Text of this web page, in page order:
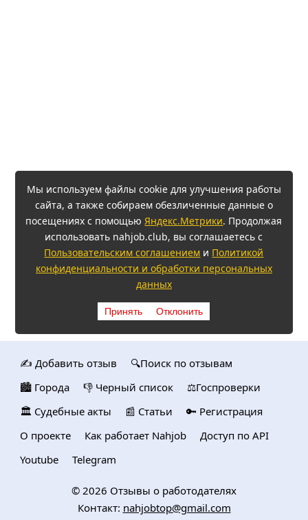
Мы используем файлы cookie для улучшения работы
сайта, а также собираем обезличенные данные о
посещениях с помощьюЯндекс.Метрики. Продолжая
использовать nahjob.club, вы соглашаетесь с
Пользовательским соглашением и Политикой
конфиденциальности и обработки персональных
данных
Принять Отклонить
✍️ Добавить отзыв
🔍Поиск по отзывам
🏙️ Городa
👎 Черный список
⚖️Госпроверки
🏛️ Судебные акты
📰 Статьи
🔑 Регистрация
О проекте
Как работает Nahjob
Доступ по API
Youtube
Telegram
© 2026 Отзывы о работодателях
Контакт: nahjobtop@gmail.com